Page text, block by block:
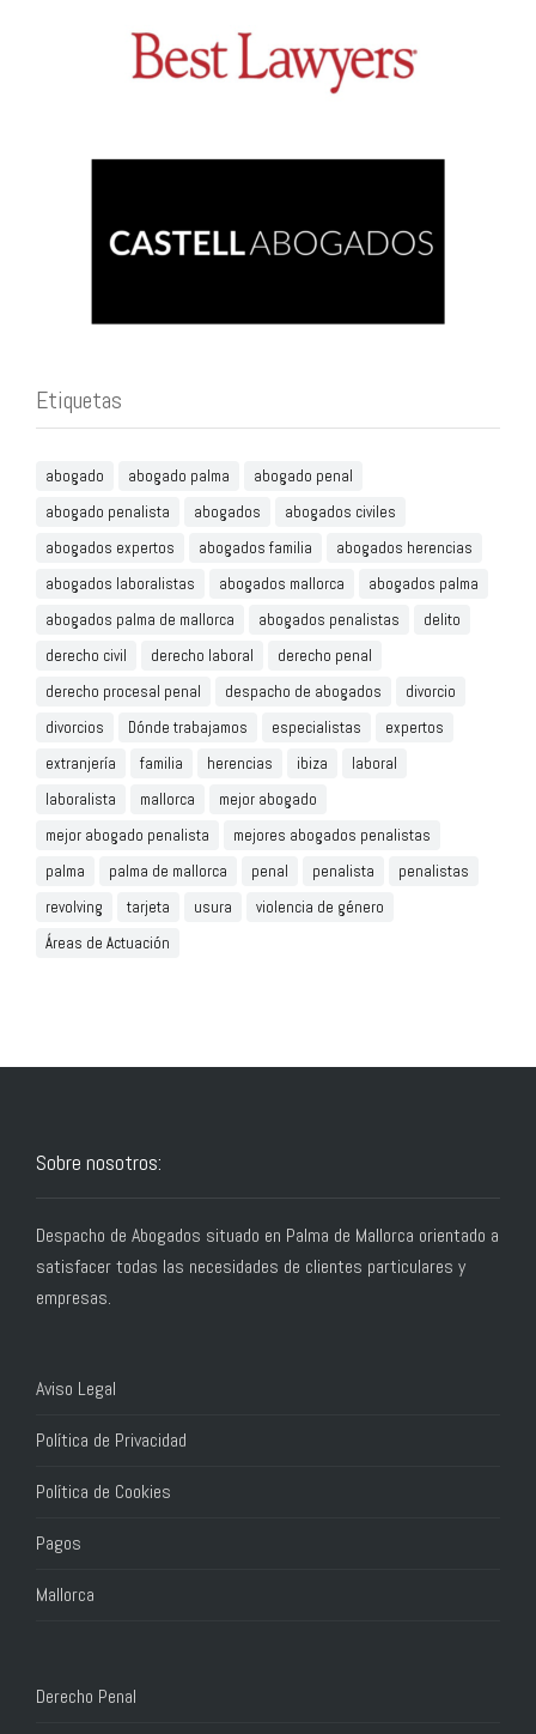
Etiquetas
abogado abogado palma
abogado penal
abogado penalista
abogados
abogados civiles
abogados expertos
abogados familia
abogados herencias
abogados laboralistas
abogados mallorca
abogados palma
abogados palma de mallorca
abogados penalistas
delito
derecho civil
derecho laboral
derecho penal
derecho procesal penal
despacho de abogados
divorcio
divorcios
Dónde trabajamos especialistas
expertos
extranjería
familia herencias ibiza
laboral
laboralista
mallorca
mejor abogado
mejor abogado penalista
mejores abogados penalistas
palma
palma de mallorca penal penalista
penalistas
revolving
tarjeta usura
violencia de género
Áreas de Actuación
Sobre nosotros:
Despacho de Abogados situado en Palma de Mallorca orientado a
satisfacer todas las necesidades de clientes particulares y
empresas.
Aviso Legal
Política de Privacidad
Política de Cookies
Pagos
Mallorca
Derecho Penal